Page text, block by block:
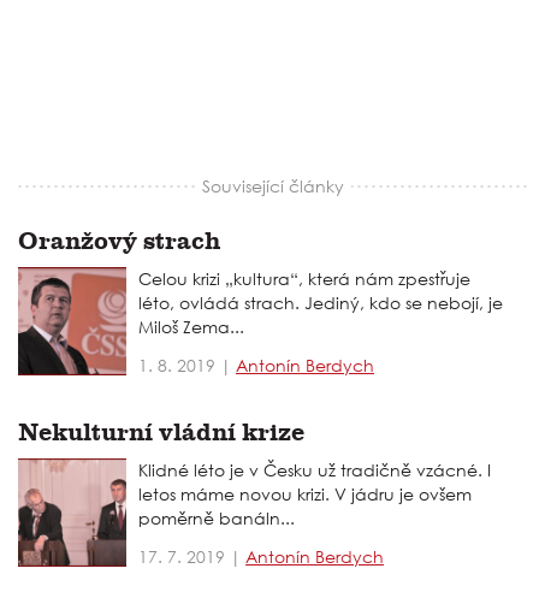
Související články
Oranžový strach
Celou krizi „kultura“, která nám zpestřuje
léto, ovládá strach. Jediný, kdo se nebojí, je
Miloš Zema...
1. 8. 2019 | Antonín Berdych
Nekulturní vládní krize
Klidné léto je v Česku už tradičně vzácné. I
letos máme novou krizi. V jádru je ovšem
poměrně banáln...
17. 7. 2019 | Antonín Berdych